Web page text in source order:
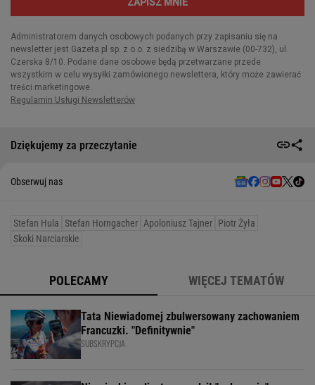
Dziękujemy za przeczytanie
Obserwuj nas
Stefan Hula Stefan Horngacher Apoloniusz Tajner Piotr Żyła
Skoki Narciarskie
POLECAMY WIĘCEJ TEMATÓW
Tata Niewiadomej zbulwersowany zachowaniem
Francuzki. "Definitywnie"
SUBSKRYPCJA